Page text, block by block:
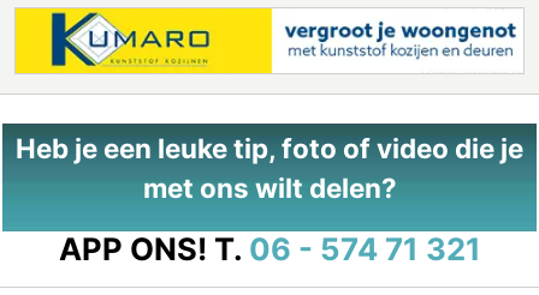
Heb je een leuke tip, foto of video die je
met ons wilt delen?
APP ONS! T. 06 - 574 71 321